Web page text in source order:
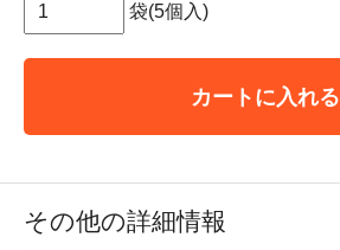
袋(5個入)
カートに入れる
その他の詳細情報